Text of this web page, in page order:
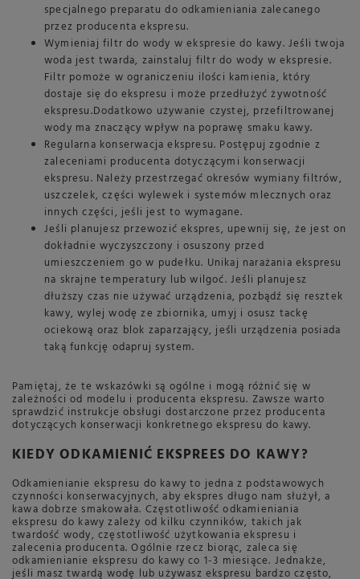
specjalnego preparatu do odkamieniania zalecanego
przez producenta ekspresu.
Wymieniaj filtr do wody w ekspresie do kawy. Jeśli twoja
woda jest twarda, zainstaluj filtr do wody w ekspresie.
Filtr pomoże w ograniczeniu ilości kamienia, który
dostaje się do ekspresu i może przedłużyć żywotność
ekspresu.Dodatkowo używanie czystej, przefiltrowanej
wody ma znaczący wpływ na poprawę smaku kawy.
Regularna konserwacja ekspresu. Postępuj zgodnie z
zaleceniami producenta dotyczącymi konserwacji
ekspresu. Należy przestrzegać okresów wymiany filtrów,
uszczelek, części wylewek i systemów mlecznych oraz
innych części, jeśli jest to wymagane.
Jeśli planujesz przewozić ekspres, upewnij się, że jest on
dokładnie wyczyszczony i osuszony przed
umieszczeniem go w pudełku. Unikaj narażania ekspresu
na skrajne temperatury lub wilgoć. Jeśli planujesz
dłuższy czas nie używać urządzenia, pozbądź się resztek
kawy, wylej wodę ze zbiornika, umyj i osusz tackę
ociekową oraz blok zaparzający, jeśli urządzenia posiada
taką funkcję odapruj system.
Pamiętaj, że te wskazówki są ogólne i mogą różnić się w
zależności od modelu i producenta ekspresu. Zawsze warto
sprawdzić instrukcje obsługi dostarczone przez producenta
dotyczących konserwacji konkretnego ekspresu do kawy.
KIEDY ODKAMIENIĆ EKSPREES DO KAWY?
Odkamienianie ekspresu do kawy to jedna z podstawowych
czynności konserwacyjnych, aby ekspres długo nam służył, a
kawa dobrze smakowała. Częstotliwość odkamieniania
ekspresu do kawy zależy od kilku czynników, takich jak
twardość wody, częstotliwość użytkowania ekspresu i
zalecenia producenta. Ogólnie rzecz biorąc, zaleca się
odkamienianie ekspresu do kawy co 1-3 miesiące. Jednakże,
jeśli masz twardą wodę lub używasz ekspresu bardzo często,